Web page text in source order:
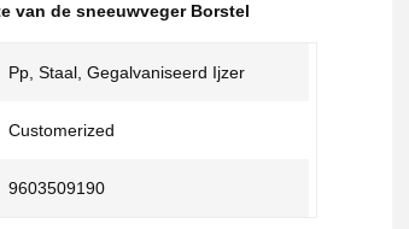
van de sneeuwveger Borstel
Pp, Staal, Gegalvaniseerd Ijzer
Customerized
9603509190